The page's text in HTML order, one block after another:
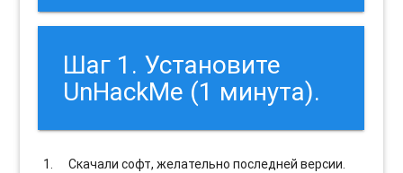
Шаг 1. Установите
UnHackMe (1 минута).
Скачали софт, желательно последней версии.